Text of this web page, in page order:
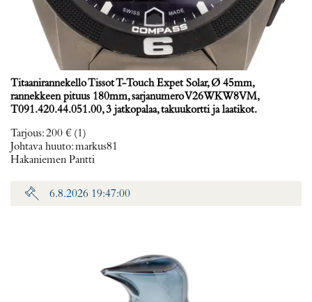
Titaanirannekello Tissot T-Touch Expet Solar, Ø 45mm,
rannekkeen pituus 180mm, sarjanumero V26WKW8VM,
T091.420.44.051.00, 3 jatkopalaa, takuukortti ja laatikot.
Tarjous:200 € (1)
Johtava huuto:markus81
Hakaniemen Pantti
6.8.2026 19:47:00